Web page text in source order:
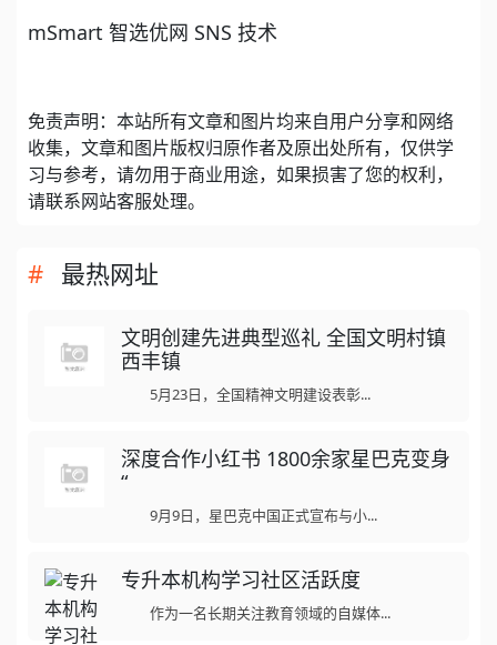
mSmart 智选优网 SNS 技术
免责声明：本站所有文章和图片均来自用户分享和网络
收集，文章和图片版权归原作者及原出处所有，仅供学
习与参考，请勿用于商业用途，如果损害了您的权利，
请联系网站客服处理。
最热网址
文明创建先进典型巡礼 全国文明村镇
西丰镇
5月23日，全国精神文明建设表彰...
深度合作小红书 1800余家星巴克变身
“
9月9日，星巴克中国正式宣布与小...
专升本机构学习社区活跃度
作为一名长期关注教育领域的自媒体...